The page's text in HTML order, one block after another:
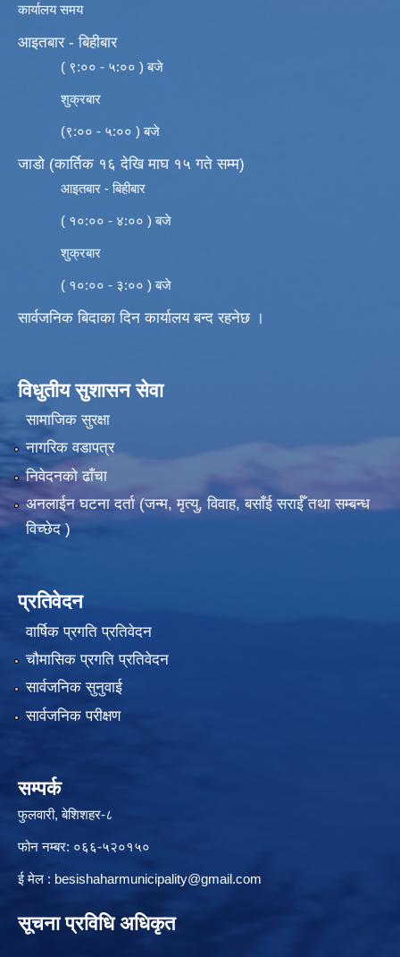
कार्यालय समय
आइतबार - बिहीबार
( ९:०० - ५:०० ) बजे
शुक्रबार
(९:०० - ५:०० ) बजे
जाडो (कार्तिक १६ देखि माघ १५ गते सम्म)
आइतबार - बिहीबार
( १०:०० - ४:०० ) बजे
शुक्रबार
( १०:०० - ३:०० ) बजे
सार्वजनिक बिदाका दिन कार्यालय बन्द रहनेछ ।
विधुतीय सुशासन सेवा
सामाजिक सुरक्षा
नागरिक वडापत्र
निवेदनको ढाँचा
अनलाईन घटना दर्ता (जन्म, मृत्यु, विवाह, बसाँई सराईँ तथा सम्बन्ध
विच्छेद )
प्रतिवेदन
वार्षिक प्रगति प्रतिवेदन
चौमासिक प्रगति प्रतिवेदन
सार्वजनिक सुनुवाई
सार्वजनिक परीक्षण
सम्पर्क
फुलवारी, बेशिशहर-८
फोन नम्बर: ०६६-५२०१५०
ई मेल : besishaharmunicipality@gmail.com
सूचना प्रविधि अधिकृत